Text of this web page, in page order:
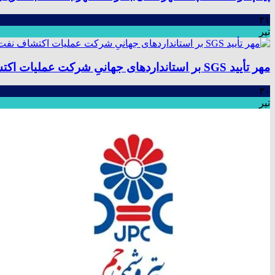
۳۱
تیر
مهر تأیید SGS بر استانداردهای جهانیِ شرکت عملیات اکتشاف نفت؛ موفقیت در ممیزی سیستم مدیریت یکپارچه
۳۰
تیر